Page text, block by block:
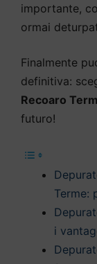
importante,
ormai
Finalmente
definitiva:
Recoaro
futuro!
Terme:
i